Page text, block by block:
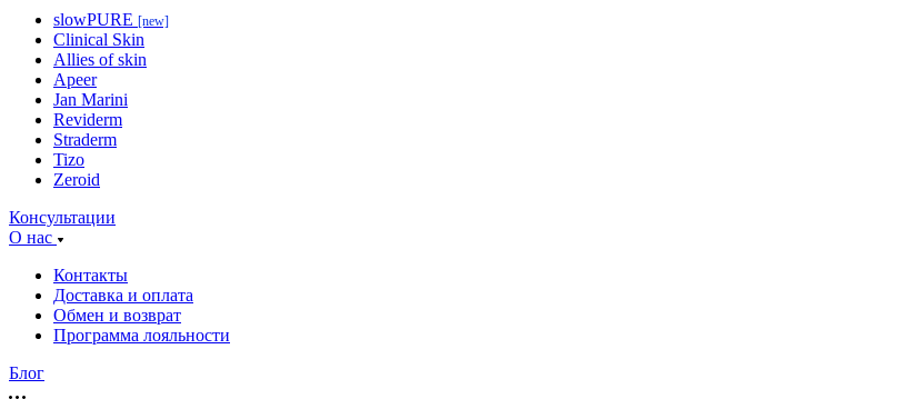
slowPURE [new]
Clinical Skin
Allies of skin
Apeer
Jan Marini
Reviderm
Straderm
Tizo
Zeroid
Консультации
О нас
Контакты
Доставка и оплата
Обмен и возврат
Программа лояльности
Блог